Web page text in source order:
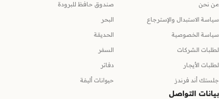
من نحن
سياسة الاستبدال والإسترجاع
سياسة الخصوصية
لطلبات الشركات
لطلبات الأيجار
جلستك أند فرندز
صندوق حافظ للبرودة
البحر
الحديقة
السفر
دفاتر
حيوانات أليفة
بيانات التواصل